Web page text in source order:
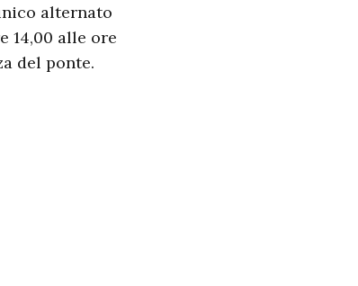
alternato
14,00 alle ore
del ponte.